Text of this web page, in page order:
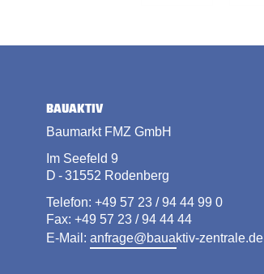
BAUAKTIV
Baumarkt FMZ GmbH
Im Seefeld 9
D - 31552 Rodenberg
Telefon: +49 57 23 / 94 44 99 0
Fax: +49 57 23 / 94 44 44
E-Mail: anfrage@bauaktiv-zentrale.de